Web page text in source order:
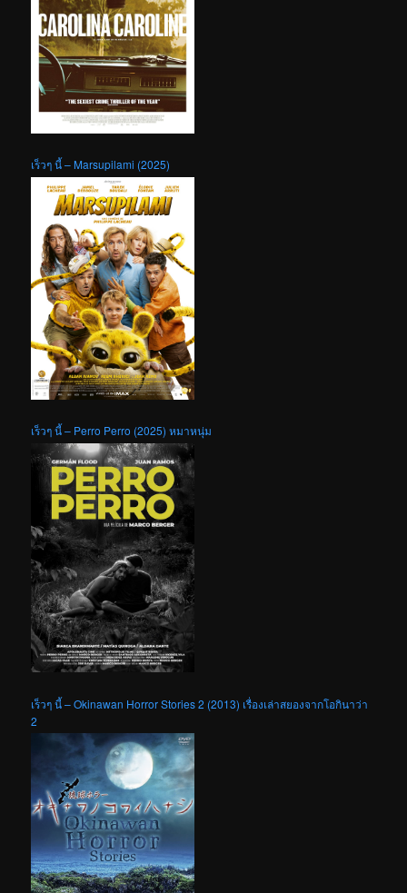
เร็วๆ นี้ – Marsupilami (2025)
เร็วๆ นี้ – Perro Perro (2025) หมาหนุ่ม
เร็วๆ นี้ – Okinawan Horror Stories 2 (2013) เรื่องเล่าสยองจากโอกินาว่า
2